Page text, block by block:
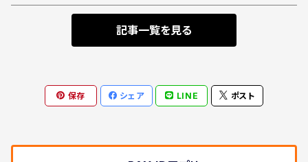
記事一覧を見る
保存 シェア LINE ポスト